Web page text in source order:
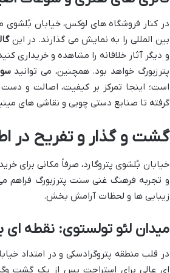
در کنار فروشگاه های لوکس، خیابان
بین المللی را به نمایش می گذارند. در این
و دیگر آثار خلاقانه را مشاهده و خریداری
پترزبورگ خواهد بود. همچنین، می توانید
است؛ اینجا تمرکز بر کیفیت، اصالت و
گرفته تا صنایع دستی چوبی و نقاشی های
گشت و گذار و تفریح در
خیابان بُلشوی پتروگارد، صرفاً مکانی برای
و تجربه فرهنگ غنی سنت پترزبورگ فراهم
زیبایی ها و لحظات آرامش بخش.
میدان لئو تولستوی: نقطه ای
در قلب منطقه پتروگرادسکی و در امتداد
ای عالی برای استراحت پس از یک گشت